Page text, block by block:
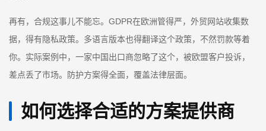
再有，合规这事儿不能忘。GDPR在欧洲管得严，外贸网站收集数
据，得有隐私政策。多语言版本也得翻译这个政策，不然罚款等着
你。实际案例中，一家中国出口商忽略了这个，被欧盟客户投诉，
差点丢了市场。防护方案得全面，覆盖法律层面。
如何选择合适的方案提供商